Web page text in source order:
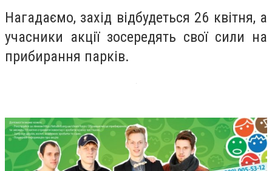
Нагадаємо, захід відбудеться 26 квітня, а
учасники акції зосередять свої сили на
прибирання парків.